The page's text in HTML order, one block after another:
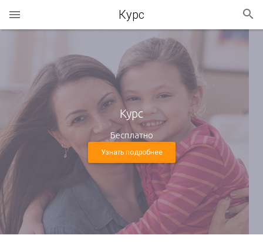
Курс
Курс
Бесплатно
Узнать подробнее